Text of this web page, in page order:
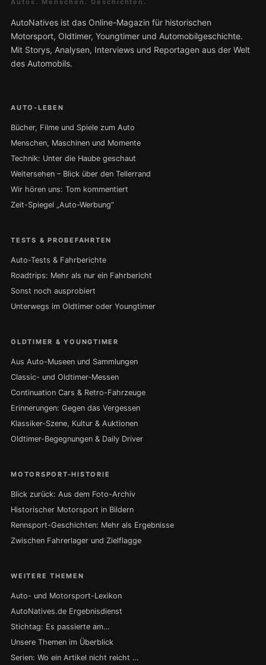
Autos. Menschen. Geschichten.
AutoNatives ist das Online-Magazin für historischen
Motorsport, Oldtimer, Youngtimer und Automobilgeschichte.
Mit Storys, Analysen, Interviews und Reportagen aus der Welt
des Automobils.
AUTO-LEBEN
Bücher, Filme und Spiele zum Auto
Menschen, Maschinen und Momente
Technik: Unter die Haube geschaut
Weitersehen – Blick über den Tellerrand
Wir hören uns: Tom kommentiert
Zeit-Spiegel „Auto-Werbung“
TESTS & PROBEFAHRTEN
Auto-Tests & Fahrberichte
Roadtrips: Mehr als nur ein Fahrbericht
Sonst noch ausprobiert
Unterwegs im Oldtimer oder Youngtimer
OLDTIMER & YOUNGTIMER
Aus Auto-Museen und Sammlungen
Classic- und Oldtimer-Messen
Continuation Cars & Retro-Fahrzeuge
Erinnerungen: Gegen das Vergessen
Klassiker-Szene, Kultur & Auktionen
Oldtimer-Begegnungen & Daily Driver
MOTORSPORT-HISTORIE
Blick zurück: Aus dem Foto-Archiv
Historischer Motorsport in Bildern
Rennsport-Geschichten: Mehr als Ergebnisse
Zwischen Fahrerlager und Zielflagge
WEITERE THEMEN
Auto- und Motorsport-Lexikon
AutoNatives.de Ergebnisdienst
Stichtag: Es passierte am…
Unsere Themen im Überblick
Serien: Wo ein Artikel nicht reicht …